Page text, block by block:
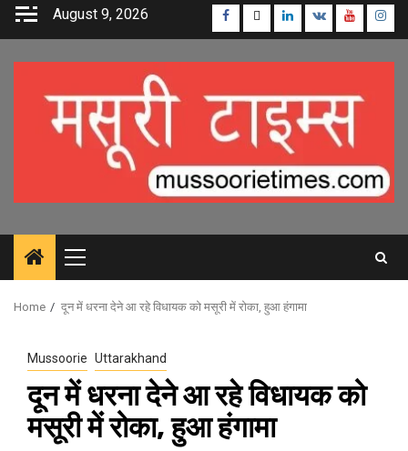
Skip
August 9, 2026 Facebook
TwitterLinkedin
VK Youtube
Primary
Menu
Home दून में धरना देने आ रहे विधायक को मसूरी में रोका, हुआ हंगामा
Mussoorie Uttarakhand
दून में धरना देने आ रहे विधायक को
मसूरी में रोका, हुआ हंगामा